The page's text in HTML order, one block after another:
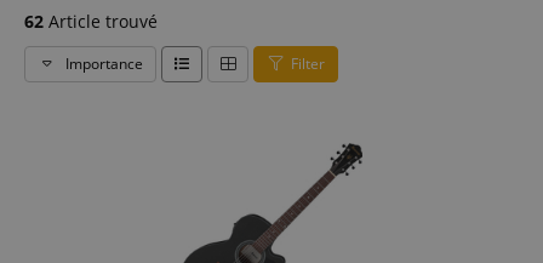
62 Article trouvé
Importance Filter